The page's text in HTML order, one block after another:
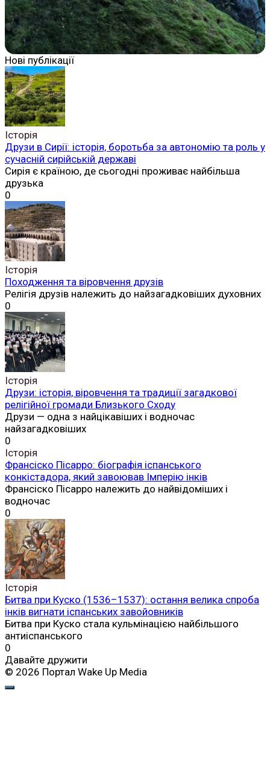
Нові публікації
Історія
Друзи в Сирії: історія, боротьба за автономію та роль у
сучасній сирійській державі
Сирія є країною, де сьогодні проживає найбільша
друзька
0
Історія
Походження та віровчення друзів
Релігія друзів належить до найзагадковіших духовних
0
Історія
Друзи: історія, віровчення та традиції загадкової
релігійної громади Близького Сходу
Друзи — одна з найцікавіших і водночас
найзагадковіших
0
Історія
Франсіско Пісарро: біографія іспанського
конкістадора, який завоював Імперію інків
Франсіско Пісарро належить до найвідоміших і
водночас
0
Історія
Битва при Куско (1536–1537): остання велика спроба
інків вигнати іспанських завойовників
Битва при Куско стала кульмінацією найбільшого
антиіспанського
0
Давайте дружити
© 2026 Портал Wake Up Media